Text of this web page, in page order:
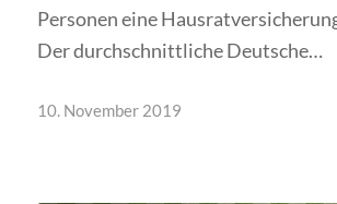
Personen eine
Der durchschnittliche Deutsche…
10. November 2019